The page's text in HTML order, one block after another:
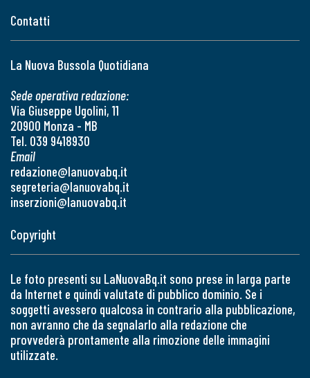
Contatti
La Nuova Bussola Quotidiana
Sede operativa redazione:
Via Giuseppe Ugolini, 11
20900 Monza - MB
Tel. 039 9418930
Email
redazione@lanuovabq.it
segreteria@lanuovabq.it
inserzioni@lanuovabq.it
Copyright
Le foto presenti su LaNuovaBq.it sono prese in larga parte
da Internet e quindi valutate di pubblico dominio. Se i
soggetti avessero qualcosa in contrario alla pubblicazione,
non avranno che da segnalarlo alla redazione che
provvederà prontamente alla rimozione delle immagini
utilizzate.